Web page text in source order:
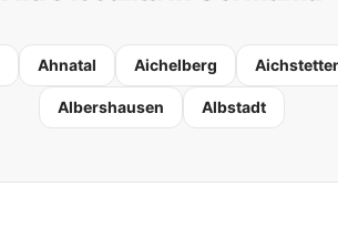
Ahnatal Aichelberg
Albershausen Albstadt